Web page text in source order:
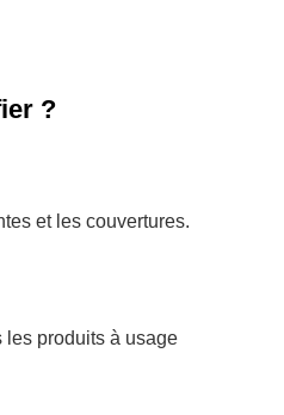
?
et les couvertures.
les produits à usage